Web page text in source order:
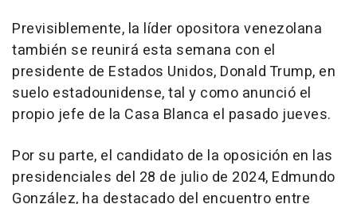
Previsiblemente, la líder opositora venezolana
también se reunirá esta semana con el
presidente de Estados Unidos, Donald Trump, en
suelo estadounidense, tal y como anunció el
propio jefe de la Casa Blanca el pasado jueves.
Por su parte, el candidato de la oposición en las
presidenciales del 28 de julio de 2024, Edmundo
González, ha destacado del encuentro entre